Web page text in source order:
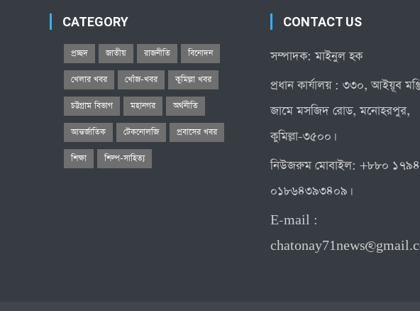
CATEGORY
প্রচ্ছদ জাতীয় রাজনীতি বিনোদন
খেলার খবর খোঁজ-খবর কুমিল্লা খবর
চট্টগ্রাম বিভাগ মহানগর অর্থনীতি
আন্তর্জাতিক টেকনোলজি প্রবাসের খবর
শিক্ষা শিল্প-সাহিত্য
CONTACT US
সম্পাদক: মাইনুল হক
প্রধান কার্যালয় : ৩৩০, আইয়ূব
জামে মসজিদ রোড, মনোহরপুর,
কুমিল্লা-৩৫০০।
নিউজরুম মোবাইল: +৮৮০
০১৮৬৪৩৯৩৪০৯।
E-mail :